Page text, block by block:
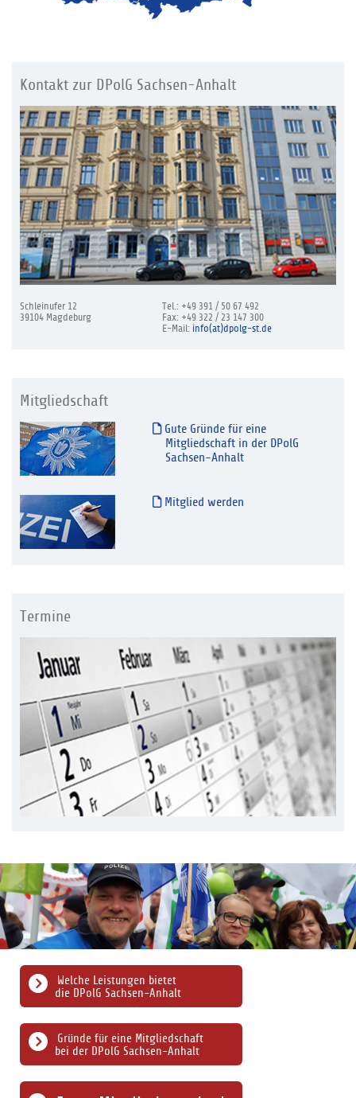
Kontakt zur DPolG Sachsen-Anhalt
Schleinufer 12
39104 Magdeburg
Tel.: +49 391 / 50 67 492
Fax: +49 322 / 23 147 300
E-Mail: info(at)dpolg-st.de
Mitgliedschaft
Gute Gründe für eine
Mitgliedschaft in der DPolG
Sachsen-Anhalt
Mitglied werden
Termine
Gründe für eine Mitgliedschaft
bei der DPolG Sachsen-Anhalt
Welche Leistungen bietet
die DPolG Sachsen-Anhalt